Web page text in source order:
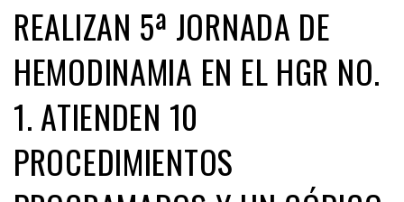
REALIZAN 5ª JORNADA DE
HEMODINAMIA EN EL HGR NO.
1. ATIENDEN 10
PROCEDIMIENTOS